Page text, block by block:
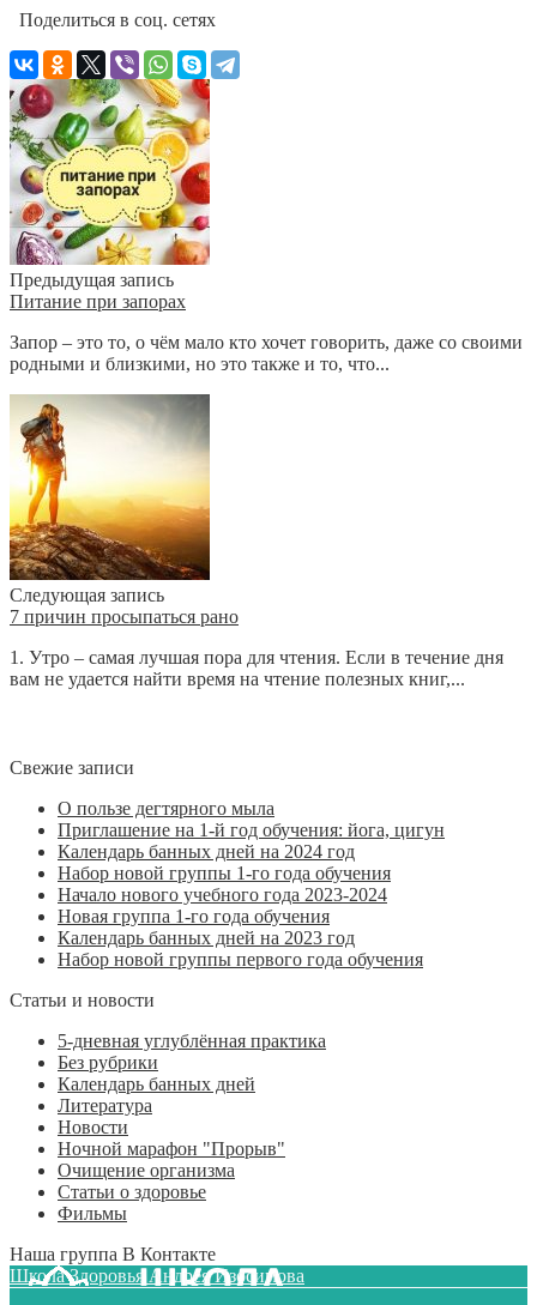
Поделиться в соц. сетях
Предыдущая запись
Питание при запорах
Запор – это то, о чём мало кто хочет говорить, даже со своими
родными и близкими, но это также и то, что...
Следующая запись
7 причин просыпаться рано
1. Утро – самая лучшая пора для чтения. Если в течение дня
вам не удается найти время на чтение полезных книг,...
Свежие записи
О пользе дегтярного мыла
Приглашение на 1-й год обучения: йога, цигун
Календарь банных дней на 2024 год
Набор новой группы 1-го года обучения
Начало нового учебного года 2023-2024
Новая группа 1-го года обучения
Календарь банных дней на 2023 год
Набор новой группы первого года обучения
Статьи и новости
5-дневная углублённая практика
Без рубрики
Календарь банных дней
Литература
Новости
Ночной марафон "Прорыв"
Очищение организма
Статьи о здоровье
Фильмы
Наша группа В Контакте
Школа Здоровья Андрея Изосимова